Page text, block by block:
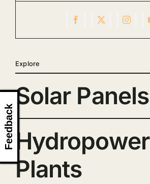
Explore
Solar Panels
Hydropower
Plants
Feedback